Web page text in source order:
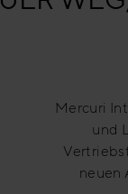
Mercuri
und
neuen